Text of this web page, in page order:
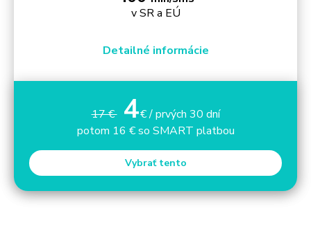
v SR a EÚ
Detailné informácie
17 € 4€ / prvých 30 dní
potom 16 € so SMART platbou
Vybrať tento